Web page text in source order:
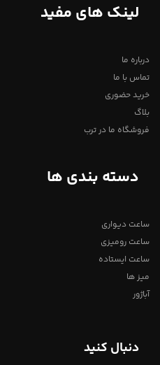
لینک های مفید
درباره ما
تماس با ما
خرید حضوری
بلاگ
فروشگاه ما در ترب
دسته بندی ها
ساعت دیواری
ساعت رومیزی
ساعت ایستاده
میز ها
آباژور
دنبال کنید